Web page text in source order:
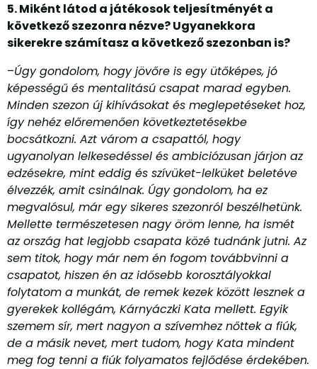
5. Miként látod a játékosok teljesítményét a
következő szezonra nézve? Ugyanekkora
sikerekre számítasz a következő szezonban is?
–Úgy gondolom, hogy jövőre is egy ütőképes, jó
képességű és mentalitású csapat marad egyben.
Minden szezon új kihívásokat és meglepetéseket hoz,
így nehéz előremenően következtetésekbe
bocsátkozni. Azt várom a csapattól, hogy
ugyanolyan lelkesedéssel és ambiciózusan járjon az
edzésekre, mint eddig és szívüket-lelküket beletéve
élvezzék, amit csinálnak. Úgy gondolom, ha ez
megvalósul, már egy sikeres szezonról beszélhetünk.
Mellette természetesen nagy öröm lenne, ha ismét
az ország hat legjobb csapata közé tudnánk jutni. Az
sem titok, hogy már nem én fogom továbbvinni a
csapatot, hiszen én az idősebb korosztályokkal
folytatom a munkát, de remek kezek között lesznek a
gyerekek kollégám, Kárnyáczki Kata mellett. Egyik
szemem sír, mert nagyon a szívemhez nőttek a fiúk,
de a másik nevet, mert tudom, hogy Kata mindent
meg fog tenni a fiúk folyamatos fejlődése érdekében.